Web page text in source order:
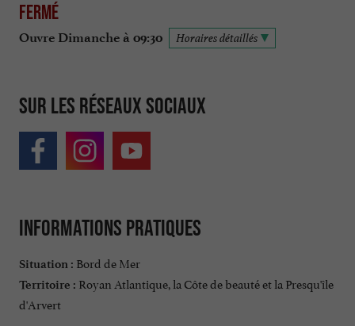
Fermé
Ouvre Dimanche à 09:30 Horaires détaillés
Sur les réseaux sociaux
Informations pratiques
Situation : Bord de Mer
Territoire : Royan Atlantique, la Côte de beauté et la Presqu'île
d'Arvert